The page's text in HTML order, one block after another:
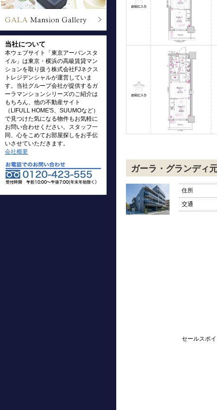
当社について
本ウェブサイト「東京アーバンスタ
イル」は東京・横浜の高級賃貸マン
ションを取り扱う株式会社FJネクス
トレジデンシャルが運営していま
す。当社グループ会社が提供するガ
ーラマンションシリーズのご紹介は
もちろん、他の不動産サイト
（LIFULL HOME'S、SUUMOなど）
で見つけた気になる物件もお気軽に
お問い合わせください。スタッフ一
同、心をこめてお部屋探しをお手伝
いさせていただきます。
会社概要
ガーラ・グランディ
住所
交通
セールスポ